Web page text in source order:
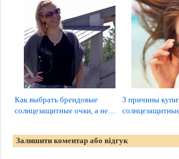
Как выбрать брендовые
солнцезащитные очки, а не…
3 причины
Залишити коментар або відгук